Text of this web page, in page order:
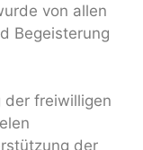
von allen
Begeisterung
der freiwilligen
der